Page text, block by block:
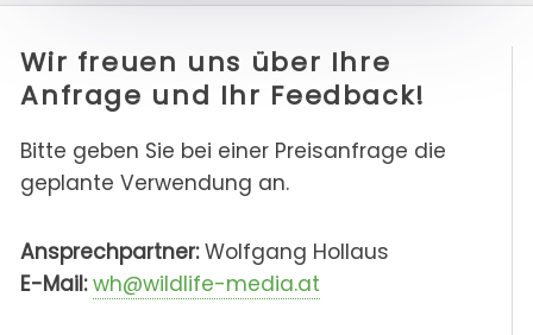
Wir freuen uns über Ihre
Anfrage und Ihr Feedback!
Bitte geben Sie bei einer Preisanfrage die
geplante Verwendung an.
Ansprechpartner:Wolfgang Hollaus
E-Mail: wh@wildlife-media.at